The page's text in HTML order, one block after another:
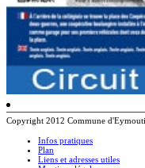
Copyright 2012 Commune
Infos pratiques
Plan
Liens et adresses utiles